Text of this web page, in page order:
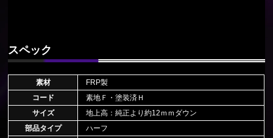
スペック
素材
FRP製
コード
素地Ｆ・塗装済Ｈ
サイズ
地上高：純正より約12ｍｍダウン
部品タイプ
ハーフ